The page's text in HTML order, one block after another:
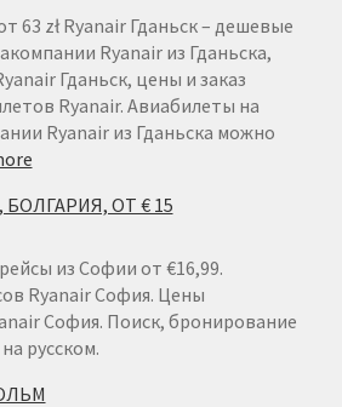
63 zł Ryanair Гданьск – дешевые
Ryanair из Гданьска,
Гданьск, цены и заказ
Ryanair. Авиабилеты на
Ryanair из Гданьска можно
:
ГДАНЬСК
БОЛГАРИЯ, ОТ € 15
из Софии от €16,99.
Ryanair София. Цены
София. Поиск, бронирование
русском.